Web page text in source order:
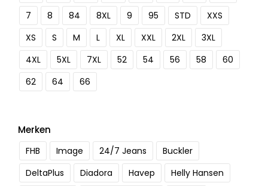
7
8 84 8XL 9 95 STD
XXS
XS
S M L XL XXL 2XL
3XL
4XL
5XL 7XL 52 54 56 58
60
62
64 66
Merken
FHB Image 24/7 Jeans
Buckler
DeltaPlus
Diadora Havep
Helly Hansen